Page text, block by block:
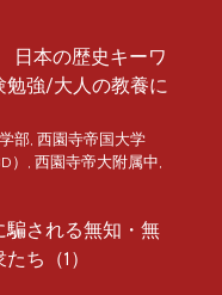
日本の歴史キーワ
強/大人の教養に
部, 西園寺帝国大学
） , 西園寺帝大附属中,
騙される無知・無
ち（1）